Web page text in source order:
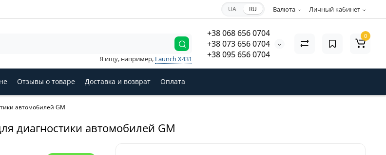
Личный кабинет
Валюта
UA RU
+38 068 656 0704
+38 073 656 0704
+38 095 656 0704
Я ищу, например, Launch X431
0
Отзывы о товаре Доставка и возврат Оплата
автомобилей GM
диагностики автомобилей GM